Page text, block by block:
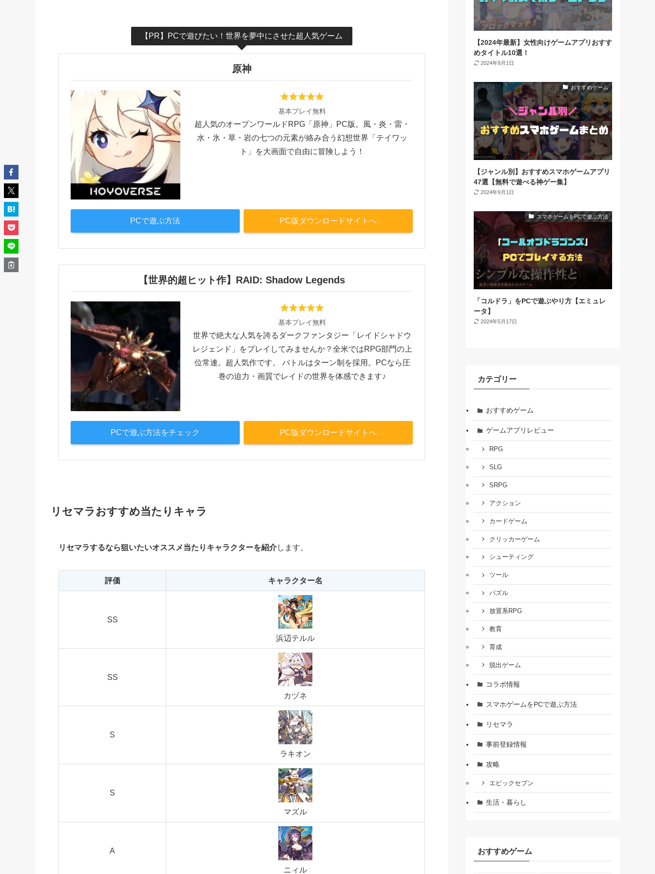
【PR】PCで遊びたい！世界を夢中にさせた超人気ゲーム
原神
基本プレイ無料
超人気のオープンワールドRPG「原神」PC版。風・炎・雷・
水・氷・草・岩の七つの元素が絡み合う幻想世界「テイワッ
ト」を大画面で自由に冒険しよう！
PCで遊ぶ方法 PC版ダウンロードサイトへ
【世界的超ヒット作】RAID: Shadow Legends
基本プレイ無料
世界で絶大な人気を誇るダークファンタジー「レイドシャドウ
レジェンド」をプレイしてみませんか？全米ではRPG部門の上
位常連。超人気作です。 バトルはターン制を採用。PCなら圧
巻の迫力・画質でレイドの世界を体感できます♪
PCで遊ぶ方法をチェック PC版ダウンロードサイトへ
リセマラおすすめ当たりキャラ
リセマラするなら狙いたいオススメ当たりキャラクターを紹介します。
評価 キャラクター名
SS
浜辺テルル
SS
カヅネ
S
ラキオン
S
マズル
A
ニィル
【2024年最新】女性向けゲームアプリおすす
めタイトル10選！
2024年9月1日
おすすめゲーム
【ジャンル別】おすすめスマホゲームアプリ
47選【無料で遊べる神ゲー集】
2024年9月1日
スマホゲームをPCで遊ぶ方法
「コルドラ」をPCで遊ぶやり方【エミュレ
ータ】
2024年5月17日
カテゴリー
おすすめゲーム
ゲームアプリレビュー
RPG
SLG
SRPG
アクション
カードゲーム
クリッカーゲーム
シューティング
ツール
パズル
放置系RPG
教育
育成
脱出ゲーム
コラボ情報
スマホゲームをPCで遊ぶ方法
リセマラ
事前登録情報
攻略
エピックセブン
生活・暮らし
おすすめゲーム